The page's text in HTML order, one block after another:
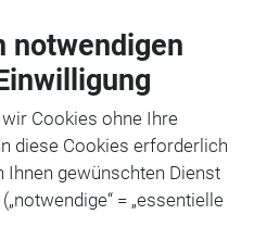
notwendigen
Cookies ohne Ihre
diese Cookies erforderlich
Ihnen gewünschten Dienst
= „essentielle